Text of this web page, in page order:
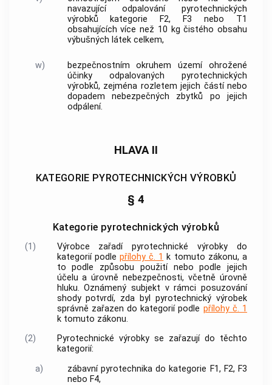
navazující odpalování pyrotechnických
výrobků kategorie F2, F3 nebo T1
obsahujících více než 10 kg čistého obsahu
výbušných látek celkem,
w) bezpečnostním okruhem území ohrožené
účinky odpalovaných pyrotechnických
výrobků, zejména rozletem jejich částí nebo
dopadem nebezpečných zbytků po jejich
odpálení.
HLAVA II
KATEGORIE PYROTECHNICKÝCH VÝROBKŮ
§ 4
Kategorie pyrotechnických výrobků
(1) Výrobce zařadípyrotechnické výrobky do
kategorií podle přílohy č. 1 k tomuto zákonu, a
to podle způsobu použití nebo podle jejich
účelu a úrovně nebezpečnosti, včetně úrovně
hluku.Oznámený subjekt v rámci posuzování
shody potvrdí, zda bylpyrotechnický výrobek
správně zařazen do kategorií podle přílohy č. 1
k tomuto zákonu.
(2)
Pyrotechnické výrobkyse zařazují do těchto
kategorií:
a)
zábavní pyrotechnikado kategorie F1, F2, F3
nebo F4,